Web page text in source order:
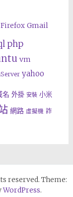
Firefox Gmail
php
vm
yahoo
名 外掛 安裝 小米
網路 虛擬機 詐
reserved. Theme:
WordPress.